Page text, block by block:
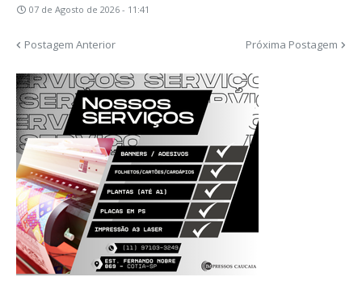
07 de Agosto de 2026 - 11:41
Postagem Anterior Próxima Postagem